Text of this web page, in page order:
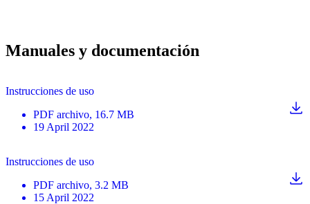
Manuales y documentación
Instrucciones de uso
PDF archivo, 16.7 MB
19 April 2022
Instrucciones de uso
PDF archivo, 3.2 MB
15 April 2022